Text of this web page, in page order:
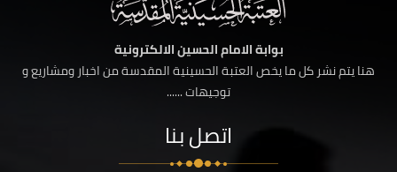
بوابة الامام الحسين الالكترونية
هنا يتم نشر كل ما يخص العتبة الحسينية المقدسة من اخبار ومشاريع و
توجيهات ......
اتصل بنا